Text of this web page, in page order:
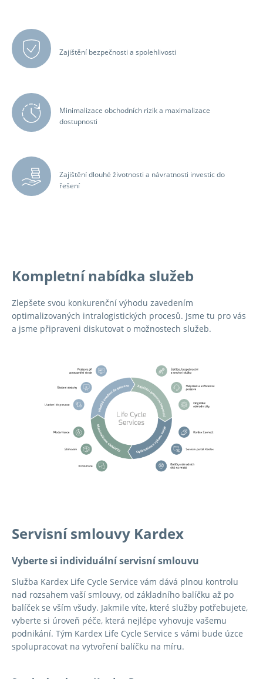
Zajištění bezpečnosti a spolehlivosti
Minimalizace obchodních rizik a maximalizace
dostupnosti
Zajištění dlouhé životnosti a návratnosti investic do
řešení
Kompletní nabídka služeb
Zlepšete svou konkurenční výhodu zavedením
optimalizovaných intralogistických procesů. Jsme tu pro vás
a jsme připraveni diskutovat o možnostech služeb.
Servisní smlouvy Kardex
Vyberte si individuální servisní smlouvu
Služba Kardex Life Cycle Service vám dává plnou kontrolu
nad rozsahem vaší smlouvy, od základního balíčku až po
balíček se vším všudy. Jakmile víte, které služby potřebujete,
vyberte si úroveň péče, která nejlépe vyhovuje vašemu
podnikání. Tým Kardex Life Cycle Service s vámi bude úzce
spolupracovat na vytvoření balíčku na míru.